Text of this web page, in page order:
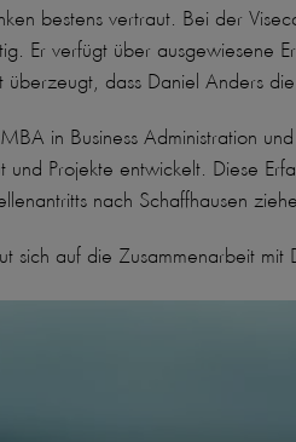
bestens vertraut. Bei der
Er verfügt über ausgewiesene
überzeugt, dass Daniel Anders
in Business Administration
und Projekte entwickelt. Diese
nach Schaffhausen
sich auf die Zusammenarbeit